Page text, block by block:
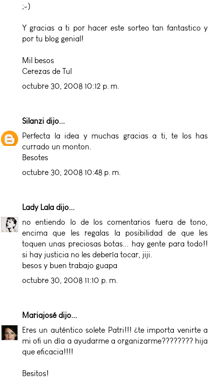
;-)
Y gracias a ti por hacer este sorteo tan fantastico y
por tu blog genial!
Mil besos
Cerezas de Tul
octubre 30, 2008 10:12 p. m.
Silanzi dijo...
Perfecta la idea y muchas gracias a ti, te los has
currado un monton.
Besotes
octubre 30, 2008 10:48 p. m.
Lady Lala dijo...
no entiendo lo de los comentarios fuera de tono,
encima que les regalas la posibilidad de que les
toquen unas preciosas botas... hay gente para todo!!
si hay justicia no les debería tocar, jiji.
besos y buen trabajo guapa
octubre 30, 2008 11:10 p. m.
Mariajosédijo...
Eres un auténtico solete Patri!!! ¿te importa venirte a
mi ofi un día a ayudarme a organizarme???????? hija
que eficacia!!!!
Besitos!